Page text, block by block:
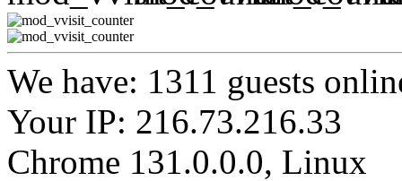
We have: 1311 guests
Your IP: 216.73.216.33
Chrome 131.0.0.0, Linux